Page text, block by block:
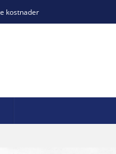
kostnader